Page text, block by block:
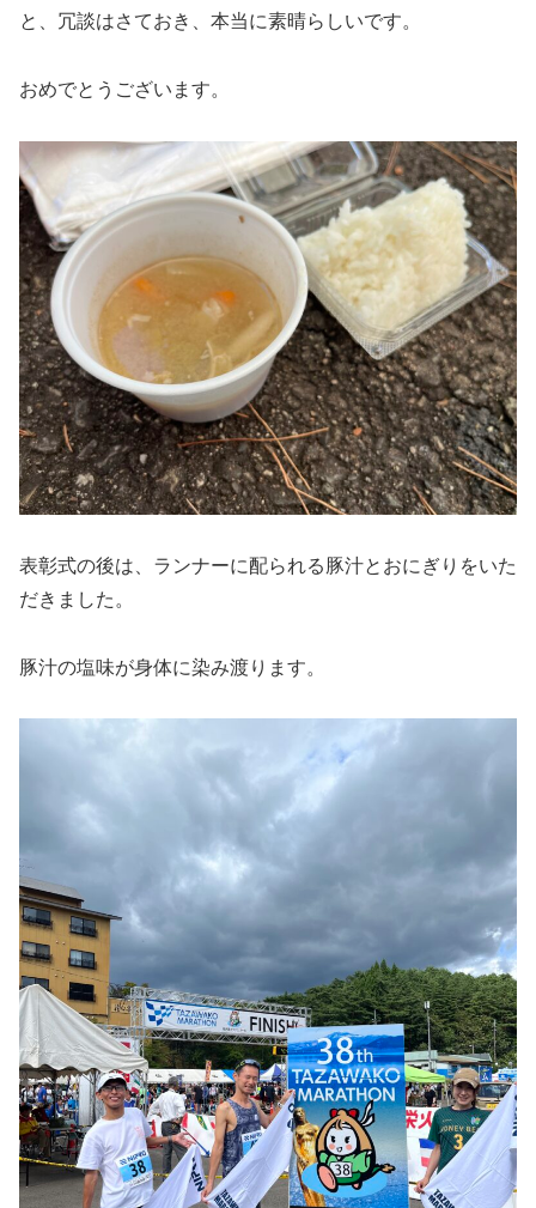
と、冗談はさておき、本当に素晴らしいです。
おめでとうございます。
表彰式の後は、ランナーに配られる豚汁とおにぎりをいた
だきました。
豚汁の塩味が身体に染み渡ります。